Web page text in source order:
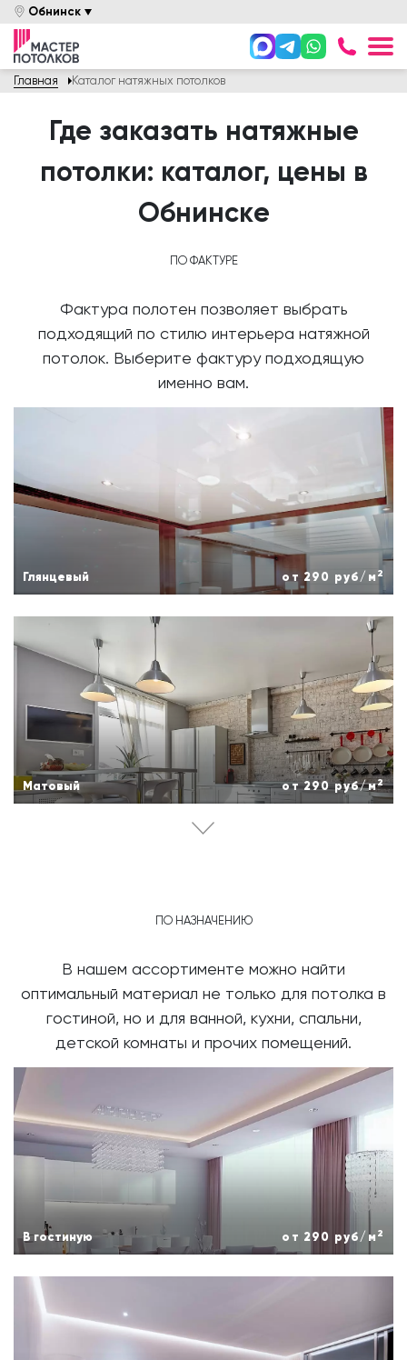
Обнинск
Вызвать Замерщика
Задайте вопрос
Покупателям
+7
Главная Каталог натяжных потолков
Где заказать натяжные
потолки: каталог, цены в
Обнинскe
ПО ФАКТУРЕ
Фактура полотен позволяет выбрать
подходящий по стилю интерьера натяжной
потолок. Выберите фактуру подходящую
именно вам.
Глянцевый от 290 руб/м 2
Матовый от 290 руб/м2
ПО НАЗНАЧЕНИЮ
В нашем ассортименте можно найти
оптимальный материал не только для потолка в
гостиной, но и для ванной, кухни, спальни,
детской комнаты и прочих помещений.
В гостиную от 290 руб/м 2